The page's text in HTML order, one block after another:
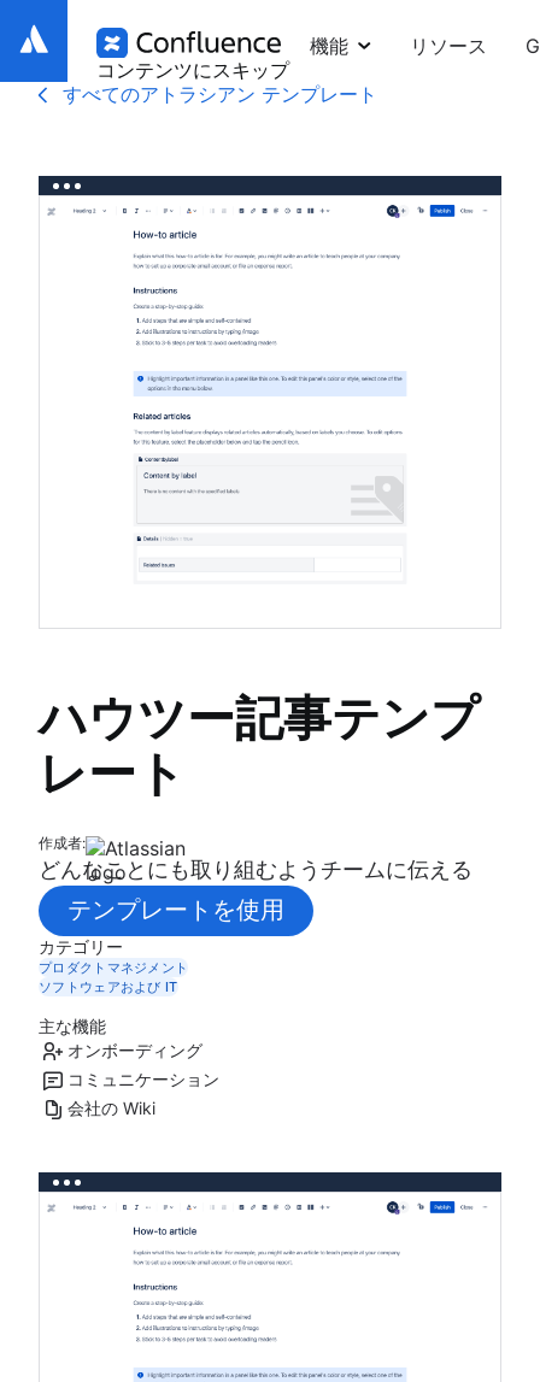
コンテンツにスキップ
機能 リソース
すべてのアトラシアン テンプレート
ハウツー記事テンプ
レート
作成者:
どんなことにも取り組むようチームに伝える
テンプレートを使用
カテゴリー
プロダクトマネジメント
ソフトウェアおよび IT
主な機能
オンボーディング
コミュニケーション
会社の Wiki